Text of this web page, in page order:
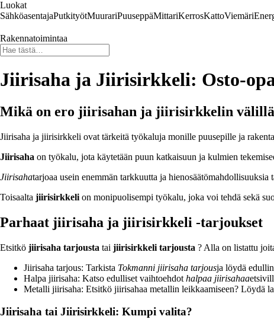
Luokat
SähköasentajaPutkityötMuurariPuuseppäMittariKerrosKattoViemäri
Rakennatoimintaa
Jiirisaha ja Jiirisirkkeli: Osto-
Mikä on ero jiirisahan ja jiirisirkkelin
Jiirisaha ja jiirisirkkeli ovat tärkeitä työkaluja monille puusepille ja
Jiirisaha on työkalu, jota käytetään puun katkaisuun ja kulmien
Jiirisahatarjoaa usein enemmän tarkkuutta ja hienosäätömahdollisuuksia
Toisaalta jiirisirkkeli on monipuolisempi työkalu, joka voi tehdä sekä
Parhaat jiirisaha ja jiirisirkkeli -tarjoukset
Etsitkö jiirisaha tarjousta tai jiirisirkkeli tarjousta ? Alla on listattu
Jiirisaha tarjous: Tarkista Tokmanni jiirisaha tarjousja löydä
Halpa jiirisaha: Katso edulliset vaihtoehdot halpaa jiirisahaa
Metalli jiirisaha: Etsitkö jiirisahaa metallin leikkaamiseen? Löydä
Jiirisaha tai Jiirisirkkeli: Kumpi valita?